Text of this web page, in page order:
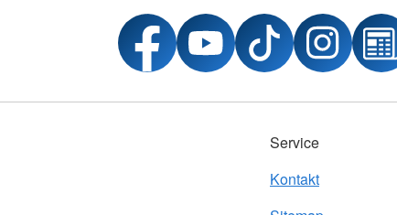
Service
Kontakt